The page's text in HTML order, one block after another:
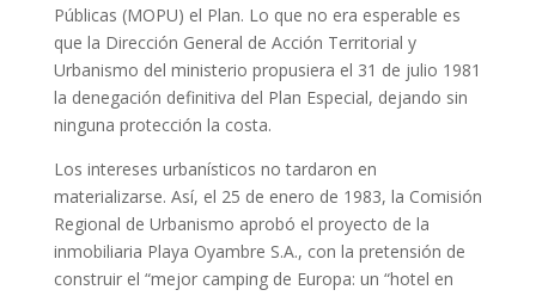
Públicas (MOPU) el Plan. Lo que no era esperable es
que la Dirección General de Acción Territorial y
Urbanismo del ministerio propusiera el 31 de julio 1981
la denegación definitiva del Plan Especial, dejando sin
ninguna protección la costa.
Los intereses urbanísticos no tardaron en
materializarse. Así, el 25 de enero de 1983, la Comisión
Regional de Urbanismo aprobó el proyecto de la
inmobiliaria Playa Oyambre S.A., con la pretensión de
construir el “mejor camping de Europa: un “hotel en